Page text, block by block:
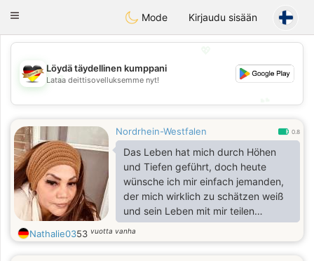
Deutsch Dating
Toggle
Mode Kirjaudu sisään
💖
💕
Löydä täydellinen kumppani
Lataa deittisovelluksemme nyt!
Nordrhein-Westfalen 0.8
Das Leben hat mich durch Höhen
und Tiefen geführt, doch heute
wünsche ich mir einfach jemanden,
der mich wirklich zu schätzen weiß
und sein Leben mit mir teilen
möchte. Ich bin eine treue, liebevolle
und aufrichtige Frau auf der Suche
Nathalie0353 vuotta vanha